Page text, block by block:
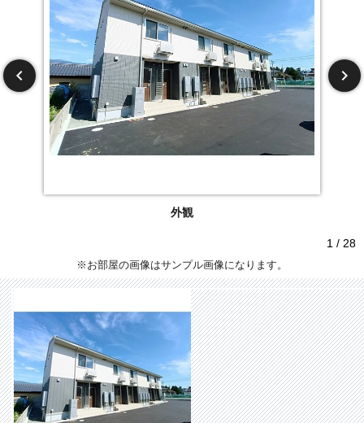
外観
1 / 28
※お部屋の画像はサンプル画像になります。